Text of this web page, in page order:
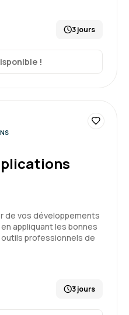
3 jours
!
de vos développements
appliquant les bonnes
professionnels de
3 jours